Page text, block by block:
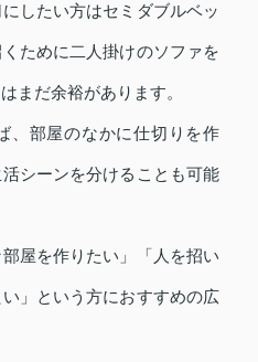
したい方はセミダブルベッ
ために二人掛けのソファを
まだ余裕があります。
、部屋のなかに仕切りを作
シーンを分けることも可能
屋を作りたい」「人を招い
」という方におすすめの広